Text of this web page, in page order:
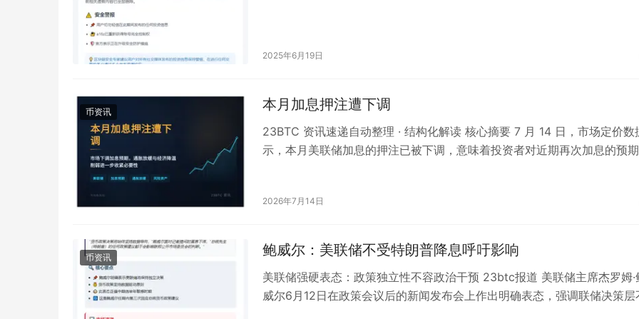
2025年6月19日
币资讯 本月加息押注遭下调
23BTC 资讯速递自动整理 · 结构化解读 核心摘要 7 月 14 日，市场定价数
示，本月美联储加息的押注已被下调，意味着投资者对近期再次加息的预期
2026年7月14日
币资讯 鲍威尔：美联储不受特朗普降息呼吁影响
美联储强硬表态：政策独立性不容政治干预 23btc报道 美联储主席杰罗姆·
威尔6月12日在政策会议后的新闻发布会上作出明确表态，强调联储决策层